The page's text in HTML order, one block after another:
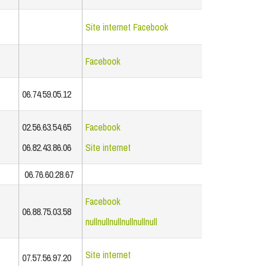
Site internet Facebook
Facebook
06.74.59.05.12
02.56.63.54.65
06.82.43.86.06
Facebook
Site internet
06.76.60.28.67
06.88.75.03.58
Facebook
nullnullnullnullnullnull
07.57.56.97.20
Site internet